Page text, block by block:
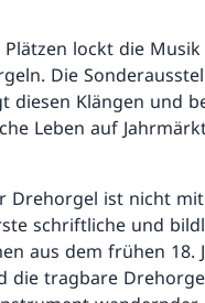
lockt die
Die
diesen Klängen und
Leben auf
Drehorgel ist nicht
schriftliche und
aus dem frühen 18.
die tragbare